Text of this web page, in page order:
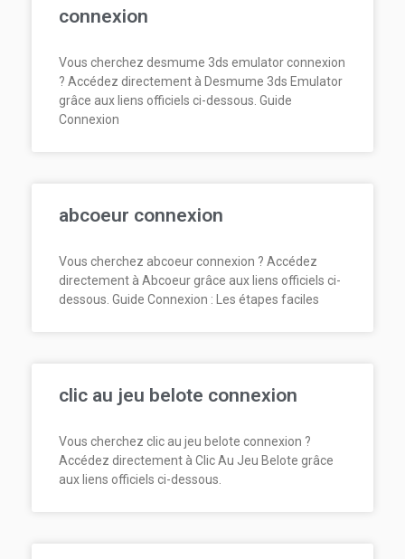
connexion
Vous cherchez desmume 3ds emulator connexion
? Accédez directement à Desmume 3ds Emulator
grâce aux liens officiels ci-dessous. Guide
Connexion
abcoeur connexion
Vous cherchez abcoeur connexion ? Accédez
directement à Abcoeur grâce aux liens officiels ci-
dessous. Guide Connexion : Les étapes faciles
clic au jeu belote connexion
Vous cherchez clic au jeu belote connexion ?
Accédez directement à Clic Au Jeu Belote grâce
aux liens officiels ci-dessous.